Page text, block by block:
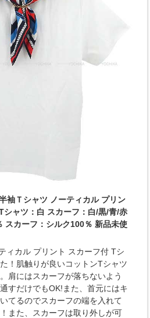
袖Ｔシャツ ノーティカル プリン
シャツ：白 スカーフ：白/黒/青/赤
スカーフ：シルク100％ 新品未使
ィカル プリント スカーフ付 Tシ
！肌触りが良いコットンTシャツ
肩にはスカーフが落ちないよう
すだけでもOK!また、首元にはキ
てるのでスカーフの端を入れて
また、スカーフは取り外しが可